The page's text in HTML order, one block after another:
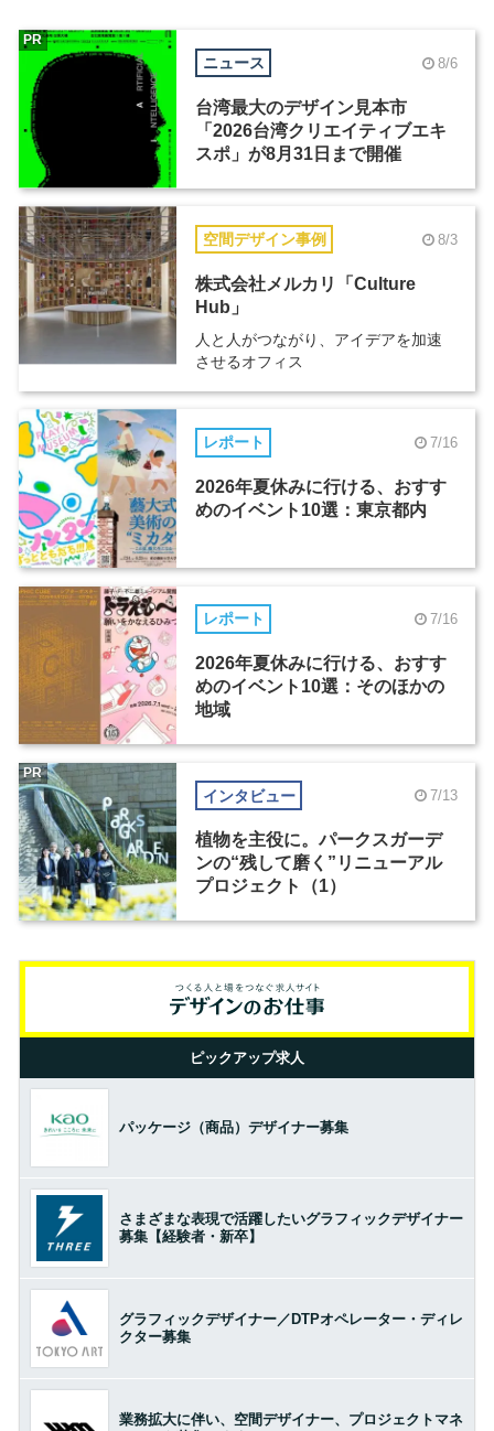
ニュース 8/6
台湾最大のデザイン見本市
「2026台湾クリエイティブエキ
スポ」が8月31日まで開催
PR
空間デザイン事例 8/3
株式会社メルカリ「Culture
Hub」
人と人がつながり、アイデアを加速
させるオフィス
レポート 7/16
2026年夏休みに行ける、おすす
めのイベント10選：東京都内
レポート 7/16
2026年夏休みに行ける、おすす
めのイベント10選：そのほかの
地域
インタビュー 7/13
植物を主役に。パークスガーデ
ンの“残して磨く”リニューアル
プロジェクト（1）
PR
ピックアップ求人
パッケージ（商品）デザイナー募集
さまざまな表現で活躍したいグラフィックデザイナー
募集【経験者・新卒】
グラフィックデザイナー／DTPオペレーター・ディレ
クター募集
業務拡大に伴い、空間デザイナー、プロジェクトマネ